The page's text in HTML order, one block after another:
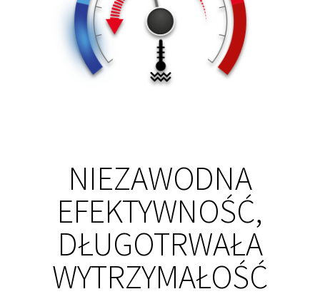
NIEZAWODNA
EFEKTYWNOŚĆ,
DŁUGOTRWAŁA
WYTRZYMAŁOŚĆ